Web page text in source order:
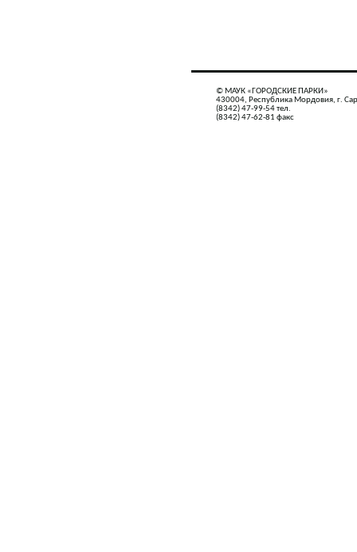
© МАУК «ГОРОДСКИЕ ПАРКИ»
430004, Республика Мордовия, г.
(8342) 47-99-54 тел.
(8342) 47-62-81 факс